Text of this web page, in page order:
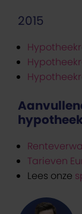
2015
Tarieven
Lees onze